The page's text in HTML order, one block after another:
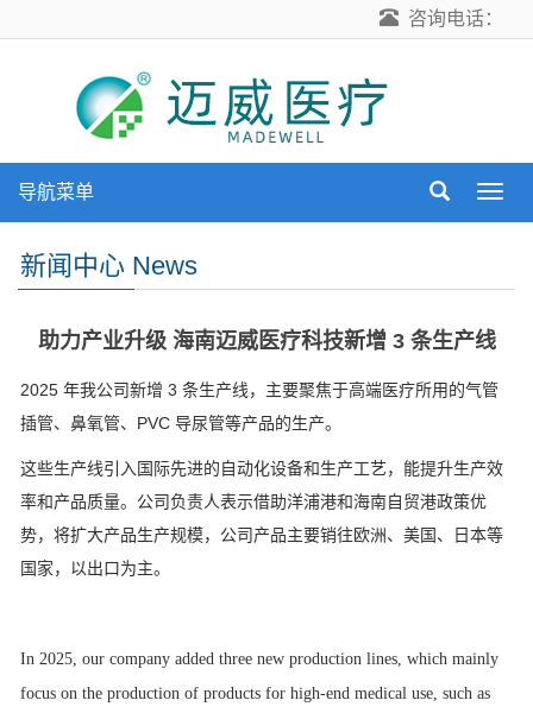
咨询电话：
导
导航菜单
新闻中心 News
助力产业升级 海南迈威医疗科技新增 3 条生产线
2025 年我公司新增 3 条生产线，主要聚焦于高端医疗所用的气管
插管、鼻氧管、PVC 导尿管等产品的生产。
这些生产线引入国际先进的自动化设备和生产工艺，能提升生产效
率和产品质量。公司负责人表示借助洋浦港和海南自贸港政策优
势，将扩大产品生产规模，公司产品主要销往欧洲、美国、日本等
国家，以出口为主。
In 2025, our company added three new production lines, which mainly
focus on the production of products for high-end medical use, such as